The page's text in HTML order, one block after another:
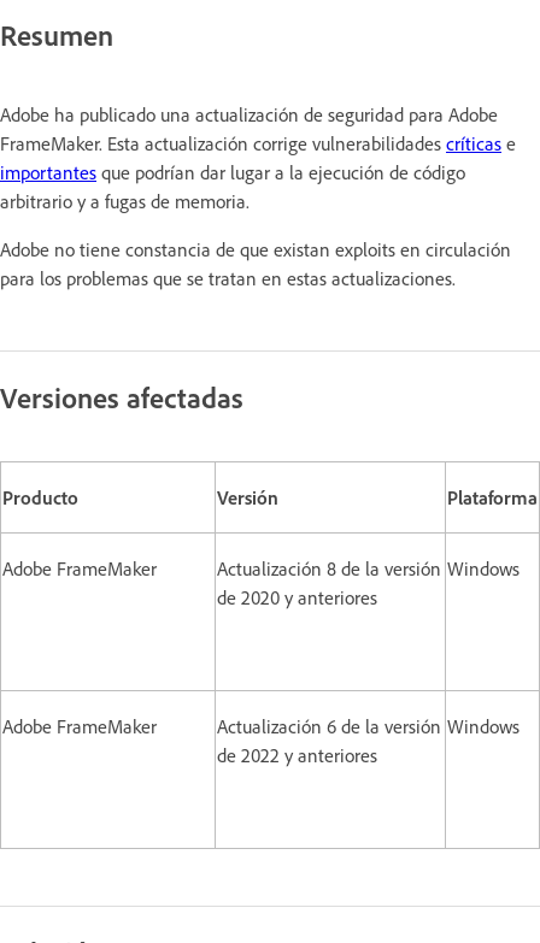
Resumen
Adobe ha publicado una actualización de seguridad para Adobe
FrameMaker. Esta actualización corrige vulnerabilidades críticas e
importantes que podrían dar lugar a la ejecución de código
arbitrario y a fugas de memoria.
Adobe no tiene constancia de que existan exploits en circulación
para los problemas que se tratan en estas actualizaciones.
Versiones afectadas
Producto Versión Plataforma
Adobe FrameMaker
Actualización 8 de la versión
de 2020 y anteriores
Windows
Adobe FrameMaker
Actualización 6 de la versión
de 2022 y anteriores
Windows